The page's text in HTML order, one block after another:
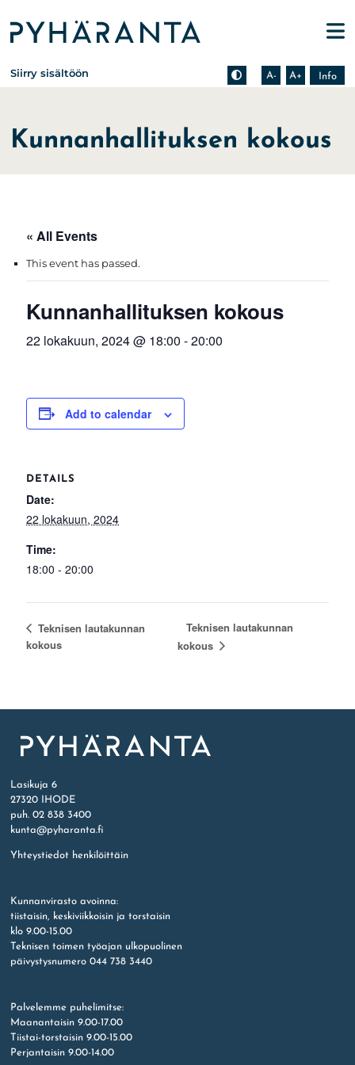
Etusivu
Siirry sisältöön A-
Pienennä tekstin kokoa
A+
Suurenna tekstin kokoa
Info
Tietoa zoomauksesta
Kunnanhallituksen kokous
« All Events
This event has passed.
Kunnanhallituksen kokous
22 lokakuun, 2024 @ 18:00 -20:00
Add to calendar
DETAILS
Date:
22 lokakuun, 2024
Time:
18:00 - 20:00
Teknisen lautakunnan
kokous
Teknisen lautakunnan
kokous
Lasikuja 6
27320 IHODE
puh. 02 838 3400
kunta@pyharanta.fi
Yhteystiedot henkilöittäin
Kunnanvirasto avoinna:
tiistaisin, keskiviikkoisin ja torstaisin
klo 9.00-15.00
Teknisen toimen työajan ulkopuolinen
päivystysnumero 044 738 3440
Palvelemme puhelimitse:
Maanantaisin 9.00-17.00
Tiistai-torstaisin 9.00-15.00
Perjantaisin 9.00-14.00